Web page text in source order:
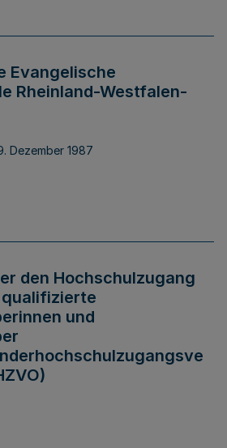
Evangelische
Rheinland-Westfalen-
Dezember 1987
den Hochschulzugang
und